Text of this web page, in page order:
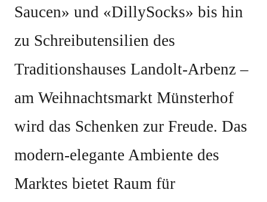
Saucen» und «DillySocks» bis hin
zu Schreibutensilien des
Traditionshauses Landolt-Arbenz –
am Weihnachtsmarkt Münsterhof
wird das Schenken zur Freude. Das
modern-elegante Ambiente des
Marktes bietet Raum für